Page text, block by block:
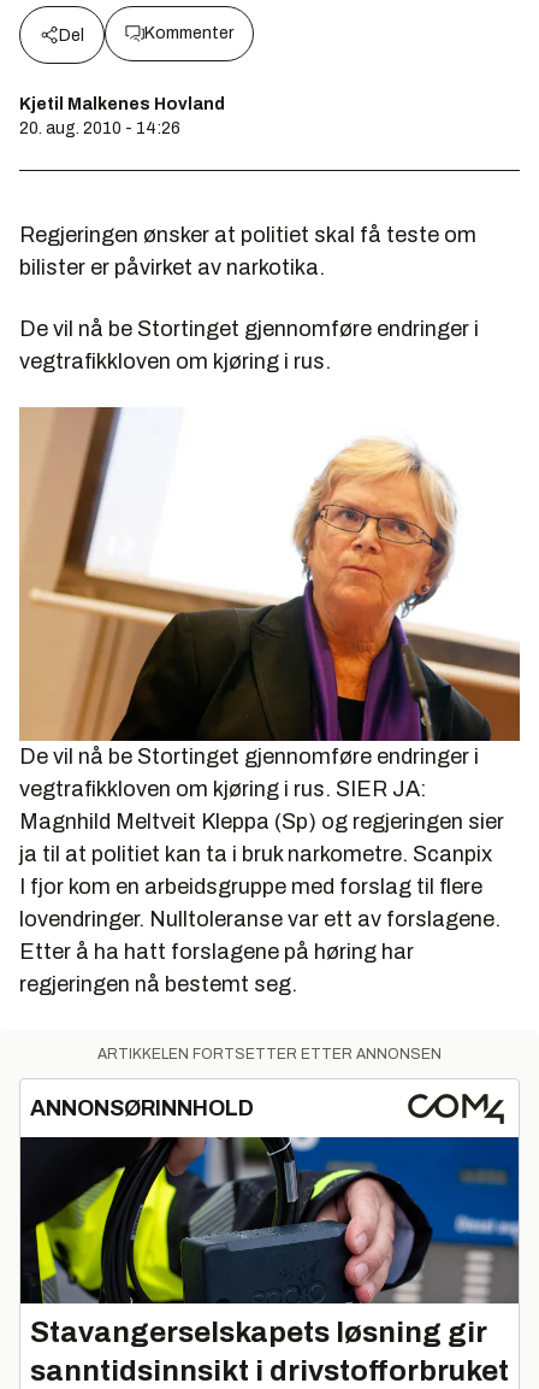
Del Kommenter
Kjetil Malkenes Hovland
20. aug. 2010 - 14:26
Regjeringen ønsker at politiet skal få teste om
bilister er påvirket av narkotika.
De vil nå be Stortinget gjennomføre endringer i
vegtrafikkloven om kjøring i rus.
De vil nå be Stortinget gjennomføre endringer i
vegtrafikkloven om kjøring i rus. SIER JA:
Magnhild Meltveit Kleppa (Sp) og regjeringen sier
ja til at politiet kan ta i bruk narkometre. Scanpix
I fjor kom en arbeidsgruppe med forslag til flere
lovendringer. Nulltoleranse var ett av forslagene.
Etter å ha hatt forslagene på høring har
regjeringen nå bestemt seg.
ARTIKKELEN FORTSETTER ETTER ANNONSEN
ANNONSØRINNHOLD
Stavangerselskapets løsning gir
sanntidsinnsikt i drivstofforbruket